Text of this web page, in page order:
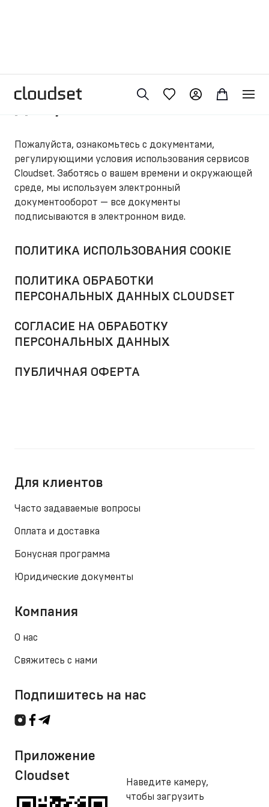
Юридические
документы
Пожалуйста, ознакомьтесь с документами,
регулирующими условия использования сервисов
Cloudset. Заботясь о вашем времени и окружающей
среде, мы используем электронный
документооборот — все документы
подписываются в электронном виде.
ПОЛИТИКА ИСПОЛЬЗОВАНИЯ COOKIE
ПОЛИТИКА ОБРАБОТКИ
ПЕРСОНАЛЬНЫХ ДАННЫХ CLOUDSET
СОГЛАСИЕ НА ОБРАБОТКУ
ПЕРСОНАЛЬНЫХ ДАННЫХ
ПУБЛИЧНАЯ ОФЕРТА
Для клиентов
Часто задаваемые вопросы
Оплата и доставка
Бонусная программа
Юридические документы
Компания
О нас
Свяжитесь с нами
Подпишитесь на нас
Приложение
Cloudset
Наведите камеру,
чтобы загрузить